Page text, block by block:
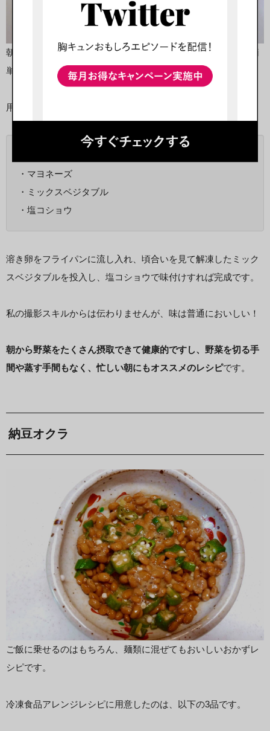
朝食の定番料理であるオムレツに、冷凍食品の食材を入れて簡
単にアレンジしてみました。
用意する冷凍食品と食材はコチラです。
・マヨネーズ
・ミックスベジタブル
・塩コショウ
溶き卵をフライパンに流し入れ、頃合いを見て解凍したミック
スベジタブルを投入し、塩コショウで味付けすれば完成です。
私の撮影スキルからは伝わりませんが、味は普通においしい！
朝から野菜をたくさん摂取できて健康的ですし、野菜を切る手
間や蒸す手間もなく、忙しい朝にもオススメのレシピです。
納豆オクラ
ご飯に乗せるのはもちろん、麺類に混ぜてもおいしいおかずレ
シピです。
冷凍食品アレンジレシピに用意したのは、以下の3品です。